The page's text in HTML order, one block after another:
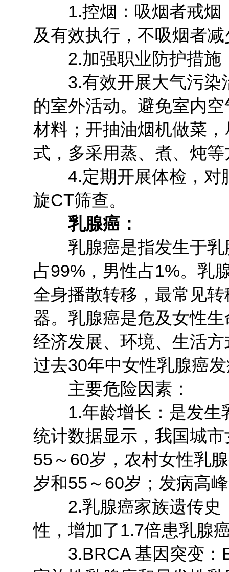
1.控烟：吸烟者戒烟
及有效执行，不吸烟者
2.加强职业防护措施
3.有效开展大气污染
的室外活动。避免室内
材料；开抽油烟机做菜
式，多采用蒸、煮、炖
4.定期开展体检，对
旋CT筛查。
乳腺癌：
乳腺癌是指发生于乳
占99%，男性占1%。乳
全身播散转移，最常见
器。乳腺癌是危及女性
经济发展、环境、生活
过去30年中女性乳腺癌
主要危险因素：
1.年龄增长：是发生
统计数据显示，我国城
55～60岁，农村女性乳
岁和55～60岁；发病高
2.乳腺癌家族遗传史
性，增加了1.7倍患乳腺
3.BRCA 基因突变：